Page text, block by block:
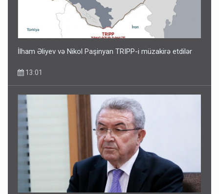
İlham Əliyev və Nikol Paşinyan TRIPP-i müzakirə etdilər
13:01